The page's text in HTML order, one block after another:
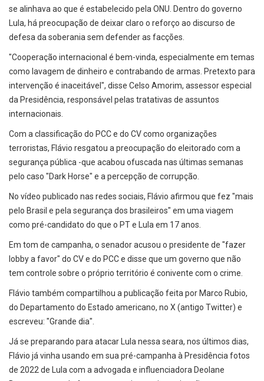
se alinhava ao que é estabelecido pela ONU. Dentro do governo
Lula, há preocupação de deixar claro o reforço ao discurso de
defesa da soberania sem defender as facções.
"Cooperação internacional é bem-vinda, especialmente em temas
como lavagem de dinheiro e contrabando de armas. Pretexto para
intervenção é inaceitável", disse Celso Amorim, assessor especial
da Presidência, responsável pelas tratativas de assuntos
internacionais.
Com a classificação do PCC e do CV como organizações
terroristas, Flávio resgatou a preocupação do eleitorado com a
segurança pública -que acabou ofuscada nas últimas semanas
pelo caso "Dark Horse" e a percepção de corrupção.
No vídeo publicado nas redes sociais, Flávio afirmou que fez "mais
pelo Brasil e pela segurança dos brasileiros" em uma viagem
como pré-candidato do que o PT e Lula em 17 anos.
Em tom de campanha, o senador acusou o presidente de "fazer
lobby a favor" do CV e do PCC e disse que um governo que não
tem controle sobre o próprio território é conivente com o crime.
Flávio também compartilhou a publicação feita por Marco Rubio,
do Departamento do Estado americano, no X (antigo Twitter) e
escreveu: "Grande dia".
Já se preparando para atacar Lula nessa seara, nos últimos dias,
Flávio já vinha usando em sua pré-campanha à Presidência fotos
de 2022 de Lula com a advogada e influenciadora Deolane